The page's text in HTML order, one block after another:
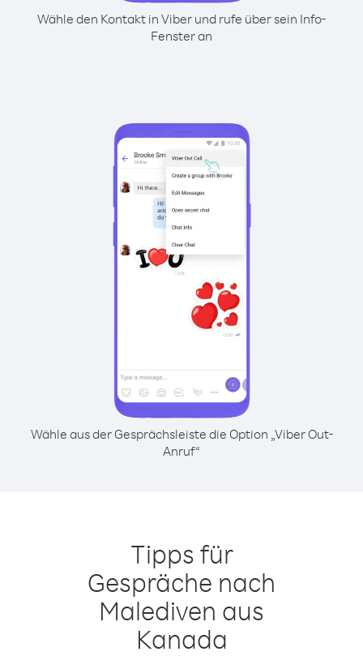
Wähle den Kontakt in Viber und rufe über sein Info-
Fenster an
Wähle aus der Gesprächsleiste die Option „Viber Out-
Anruf“
Tipps für
Gespräche nach
Malediven aus
Kanada